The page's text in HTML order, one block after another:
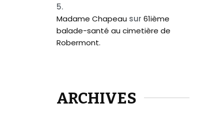
Madame Chapeau sur 61ième
balade-santé au cimetière de
Robermont.
ARCHIVES